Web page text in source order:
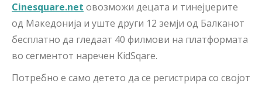
Cinesquare.net овозможи децата и тинејџерите
од Македонија и уште други 12 земји од Балканот
бесплатно да гледаат 40 филмови на платформата
во сегментот наречен KidSqare.
Потребно е само детето да се регистрира со својот